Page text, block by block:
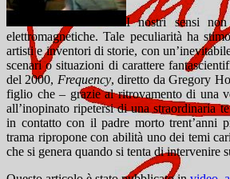
I nostri sensi non
elettromagnetiche. Tale peculiarità ha
artisti e inventori di storie, con
scenari o situazioni di carattere
del 2000, Frequency, diretto da Gregory
figlio che – grazie al ritrovamento di una
all’inopinato ripetersi di una straordinaria
in contatto con il padre morto trent’anni
trama ripropone con abilità uno dei temi
che si genera quando si tenta di intervenire